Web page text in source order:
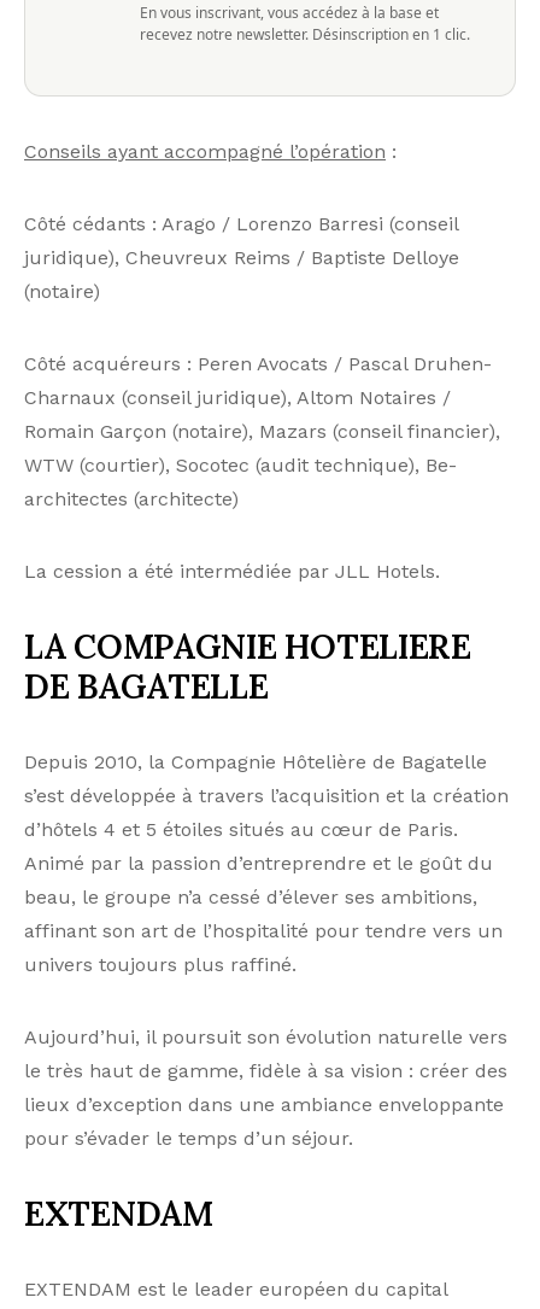
En vous inscrivant, vous accédez à la base et
recevez notre newsletter. Désinscription en 1 clic.
Conseils ayant accompagné l’opération :
Côté cédants : Arago / Lorenzo Barresi (conseil
juridique), Cheuvreux Reims / Baptiste Delloye
(notaire)
Côté acquéreurs : Peren Avocats / Pascal Druhen-
Charnaux (conseil juridique), Altom Notaires /
Romain Garçon (notaire), Mazars (conseil financier),
WTW (courtier), Socotec (audit technique), Be-
architectes (architecte)
La cession a été intermédiée par JLL Hotels.
LA COMPAGNIE HOTELIERE
DE BAGATELLE
Depuis 2010, la Compagnie Hôtelière de Bagatelle
s’est développée à travers l’acquisition et la création
d’hôtels 4 et 5 étoiles situés au cœur de Paris.
Animé par la passion d’entreprendre et le goût du
beau, le groupe n’a cessé d’élever ses ambitions,
affinant son art de l’hospitalité pour tendre vers un
univers toujours plus raffiné.
Aujourd’hui, il poursuit son évolution naturelle vers
le très haut de gamme, fidèle à sa vision : créer des
lieux d’exception dans une ambiance enveloppante
pour s’évader le temps d’un séjour.
EXTENDAM
EXTENDAM est le leader européen du capital